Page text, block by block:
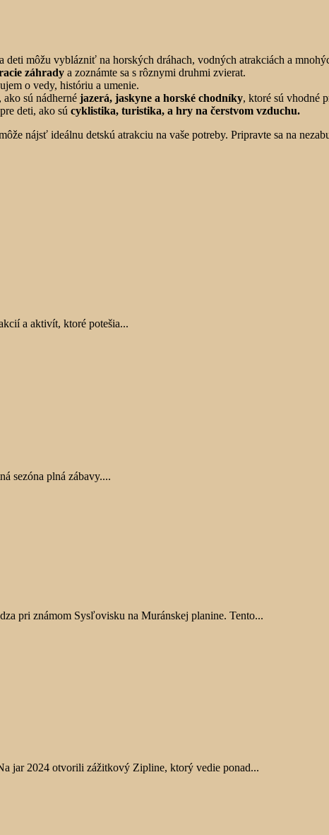
deti môžu vyblázniť na horských dráhach, vodných atrakciách a
záhrady a zoznámte sa s rôznymi druhmi zvierat.
o vedy, históriu a umenie.
, ako sú nádherné jazerá, jaskyne a horské chodníky, ktoré sú vhodné
deti, ako sú cyklistika, turistika, a hry na čerstvom vzduchu.
nájsť ideálnu detskú atrakciu na vaše potreby. Pripravte sa na
a aktivít, ktoré potešia...
sezóna plná zábavy....
pri známom Sysľovisku na Muránskej planine. Tento...
jar 2024 otvorili zážitkový Zipline, ktorý vedie ponad...